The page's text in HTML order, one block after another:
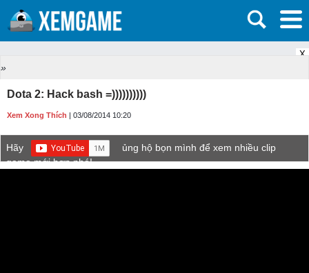
X
»
Dota 2: Hack bash =))))))))))
Xem Xong Thích | 03/08/2014 10:20
Hãy
ủng hộ bọn mình để xem nhiều clip
game mới hơn nhé!